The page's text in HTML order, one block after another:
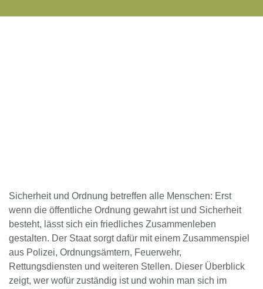
Sicherheit und Ordnung betreffen alle Menschen: Erst
wenn die öffentliche Ordnung gewahrt ist und Sicherheit
besteht, lässt sich ein friedliches Zusammenleben
gestalten. Der Staat sorgt dafür mit einem Zusammenspiel
aus Polizei, Ordnungsämtern, Feuerwehr,
Rettungsdiensten und weiteren Stellen. Dieser Überblick
zeigt, wer wofür zuständig ist und wohin man sich im